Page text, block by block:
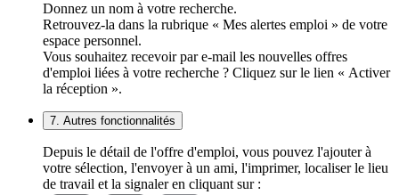
Donnez un nom à votre recherche.
Retrouvez-la dans la rubrique « Mes alertes emploi » de votre
espace personnel.
Vous souhaitez recevoir par e-mail les nouvelles offres
d'emploi liées à votre recherche ? Cliquez sur le lien « Activer
la réception ».
7. Autres fonctionnalités
Depuis le détail de l'offre d'emploi, vous pouvez l'ajouter à
votre sélection, l'envoyer à un ami, l'imprimer, localiser le lieu
de travail et la signaler en cliquant sur :